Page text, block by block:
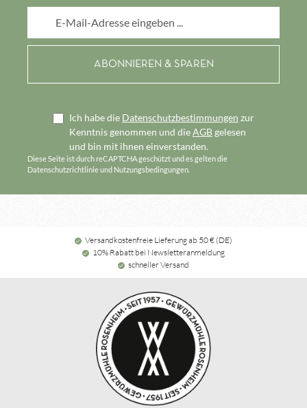
Ich habe die Datenschutzbestimmungen zur
Kenntnis genommen und dieAGBgelesen
und bin mit ihnen einverstanden.
Diese Seite ist durch reCAPTCHA geschützt und es gelten die
Datenschutzrichtlinieund Nutzungsbedingungen
Versandkostenfreie Lieferung ab 50 € (DE)
10% Rabatt bei Newsletteranmeldung
schneller Versand